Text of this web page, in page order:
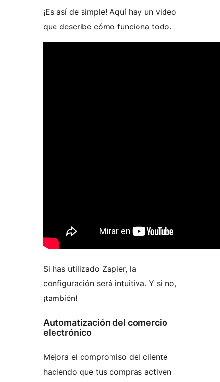
¡Es así de simple! Aquí hay un video
que describe cómo funciona todo.
Si has utilizado Zapier, la
configuración será intuitiva. Y si no,
¡también!
Automatización del comercio
electrónico
Mejora el compromiso del cliente
haciendo que tus compras activen